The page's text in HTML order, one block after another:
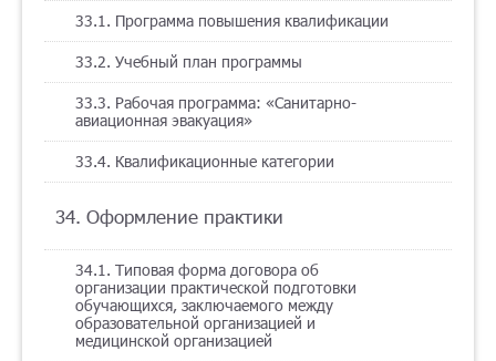
33.1. Программа повышения квалификации
33.2. Учебный план программы
33.3. Рабочая программа: «Санитарно-
авиационная эвакуация»
33.4. Квалификационные категории
34. Оформление практики
34.1. Типовая форма договора об
организации практической подготовки
обучающихся, заключаемого между
образовательной организацией и
медицинской организацией